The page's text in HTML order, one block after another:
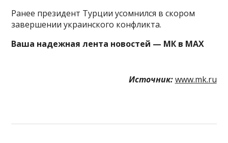
Ранее президент Турции усомнился в скором
завершении украинского конфликта.
Ваша надежная лента новостей — МК в MAX
Источник: www.mk.ru